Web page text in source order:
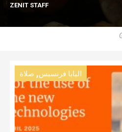
ZENIT STAFF
البابا فرنسيس, صلاة